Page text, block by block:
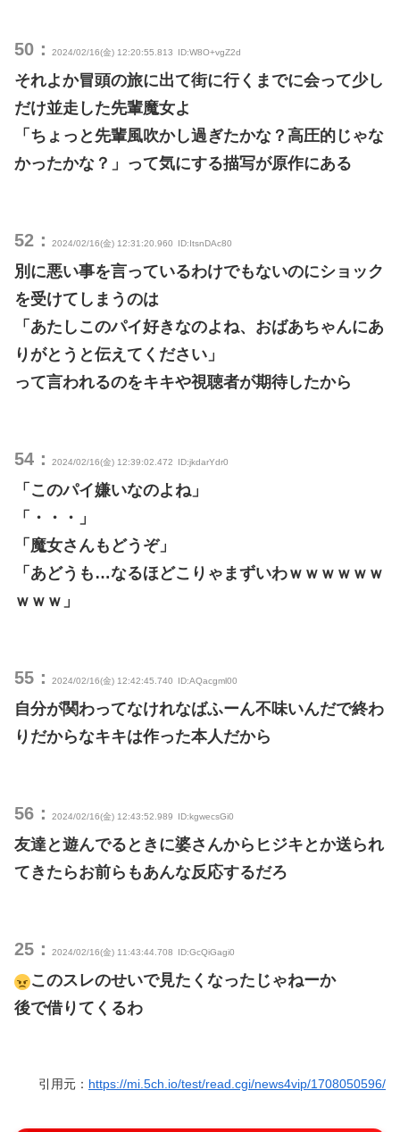
50： 2024/02/16(金) 12:20:55.813 ID:W8O+vgZ2d
それよか冒頭の旅に出て街に行くまでに会って少し
だけ並走した先輩魔女よ
「ちょっと先輩風吹かし過ぎたかな？高圧的じゃな
かったかな？」って気にする描写が原作にある
52： 2024/02/16(金) 12:31:20.960 ID:ItsnDAc80
別に悪い事を言っているわけでもないのにショック
を受けてしまうのは
「あたしこのパイ好きなのよね、おばあちゃんにあ
りがとうと伝えてください」
って言われるのをキキや視聴者が期待したから
54： 2024/02/16(金) 12:39:02.472 ID:jkdarYdr0
「このパイ嫌いなのよね」
「・・・」
「魔女さんもどうぞ」
「あどうも…なるほどこりゃまずいわｗｗｗｗｗｗ
ｗｗｗ」
55： 2024/02/16(金) 12:42:45.740 ID:AQacgml00
自分が関わってなけれなばふーん不味いんだで終わ
りだからなキキは作った本人だから
56： 2024/02/16(金) 12:43:52.989 ID:kgwecsGi0
友達と遊んでるときに婆さんからヒジキとか送られ
てきたらお前らもあんな反応するだろ
25： 2024/02/16(金) 11:43:44.708 ID:GcQiGagi0
このスレのせいで見たくなったじゃねーか
後で借りてくるわ
引用元： https://mi.5ch.io/test/read.cgi/news4vip/1708050596/